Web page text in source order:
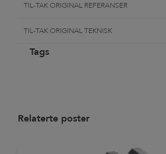
TIL-TAK ORIGINAL REFERANSER
TIL-TAK ORIGINAL TEKNISK
Tags
Relaterte poster